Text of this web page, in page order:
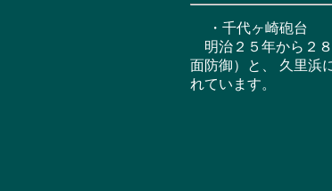
・千代ヶ崎砲台
明治２５年から２
面防御）と、 久里浜
れています。